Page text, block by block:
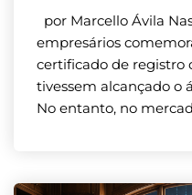
por Marcello Ávila
empresários
certificado de registro
tivessem alcançado o
No entanto, no